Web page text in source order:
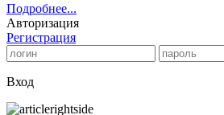
Подробнее...
Авторизация
Регистрация
Вход